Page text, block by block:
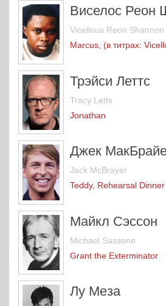
Виселос Реон
Vicellous Reon Shannon
Marcus, (в титрах:
Трэйси Леттс
Tracy Letts
Jonathan
Джек
Jack McBrayer
Teddy, Rehearsal
Майкл Сэссон
Michael Sassone
Grant the Exterminator
Лу Меза